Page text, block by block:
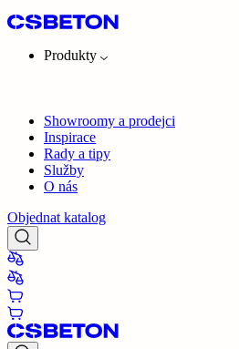
Produkty
Showroomy a prodejci
Inspirace
Rady a tipy
Služby
O nás
Objednat katalog